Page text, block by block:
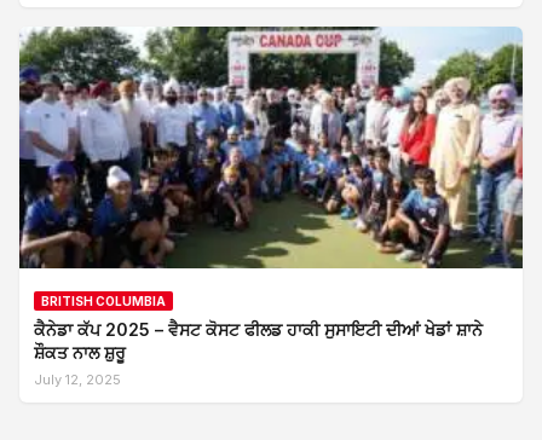
BRITISH COLUMBIA
ਕੈਨੇਡਾ ਕੱਪ 2025 – ਵੈਸਟ ਕੋਸਟ ਫੀਲਡ ਹਾਕੀ ਸੁਸਾਇਟੀ ਦੀਆਂ ਖੇਡਾਂ ਸ਼ਾਨੇ
ਸ਼ੌਕਤ ਨਾਲ ਸ਼ੁਰੂ
July 12, 2025